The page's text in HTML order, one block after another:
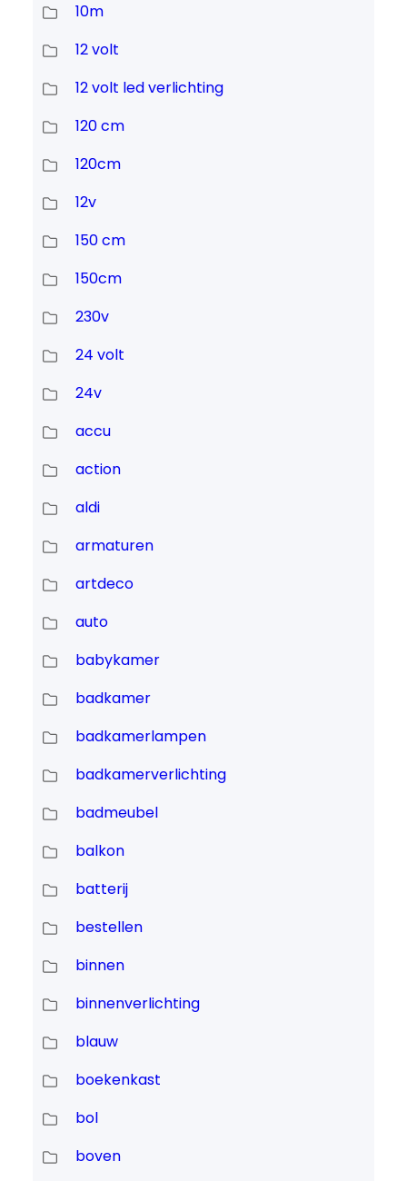
10m
12 volt
12 volt led verlichting
120 cm
120cm
12v
150 cm
150cm
230v
24 volt
24v
accu
action
aldi
armaturen
artdeco
auto
babykamer
badkamer
badkamerlampen
badkamerverlichting
badmeubel
balkon
batterij
bestellen
binnen
binnenverlichting
blauw
boekenkast
bol
boven